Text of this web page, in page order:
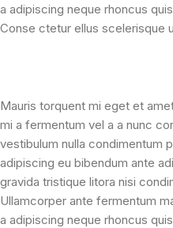
a adipiscing neque rhoncus
Conse ctetur ellus scelerisque
Mauris torquent mi eget et
mi a fermentum vel a a nunc
vestibulum nulla condimentum
adipiscing eu bibendum ante
gravida tristique litora nisi
Ullamcorper ante fermentum
a adipiscing neque rhoncus